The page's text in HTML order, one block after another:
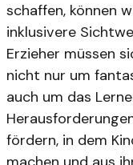
schaffen, können
inklusivere
Erzieher müssen
nicht nur um
auch um das
fördern, in dem